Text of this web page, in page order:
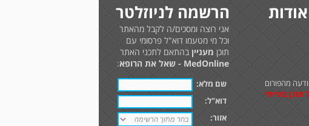
מהפורום
תוכן בעייתי
הרשמה לניוזלטר
אני רוצה ומסכים/ה לקבל מהאתר
וכל מי מטעמו דוא"ל פרסומי עם
תוכן מענייןבהתאם לתכני האתר
MedOnline - שאל את הרופא
:
שם מלא:
דוא"ל:
אזור: